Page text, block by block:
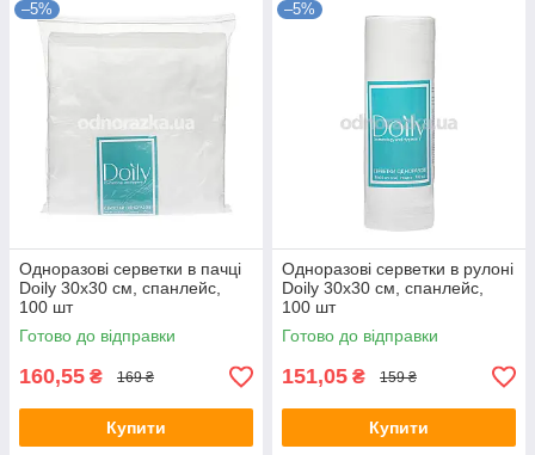
–5%
Одноразові серветки в пачці
Doily 30х30 см, спанлейс,
100 шт
Готово до відправки
160,55 ₴ 169 ₴
Купити
–5%
Одноразові серветки в рулоні
Doily 30х30 см, спанлейс,
100 шт
Готово до відправки
151,05 ₴ 159 ₴
Купити